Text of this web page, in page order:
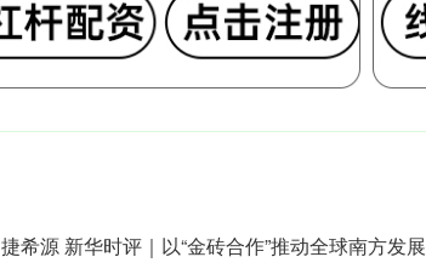
捷希源 新华时评｜以“金砖合作”推动全球南方发展